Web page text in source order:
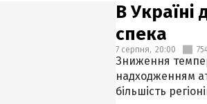
В Україні
спека
7 серпня, 20:00
Зниження
надходженням
більшість